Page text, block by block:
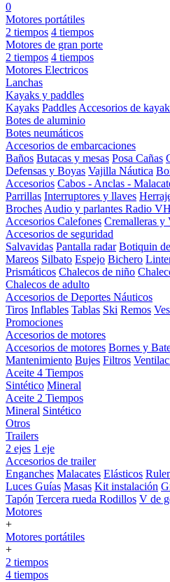
0
Motores portátiles
2 tiempos 4 tiempos
Motores de gran porte
2 tiempos 4 tiempos
Motores Electricos
Lanchas
Kayaks y paddles
Kayaks Paddles Accesorios de kayak
Botes de aluminio
Botes neumáticos
Accesorios de embarcaciones
Baños Butacas y mesas Posa Cañas
Defensas y Boyas Vajilla Náutica
Accesorios Cabos - Anclas -
Parrillas Interruptores y llaves
Broches Audio y parlantes Radio
Accesorios Calefones Cremalleras y
Accesorios de seguridad
Salvavidas Pantalla radar Botiquin
Mareos Silbato Espejo Bichero
Prismáticos Chalecos de niño
Chalecos de adulto
Accesorios de Deportes Náuticos
Tiros Inflables Tablas Ski Remos
Promociones
Accesorios de motores
Accesorios de motores Bornes y
Mantenimiento Bujes Filtros
Aceite 4 Tiempos
Sintético Mineral
Aceite 2 Tiempos
Mineral Sintético
Otros
Trailers
2 ejes 1 eje
Accesorios de trailer
Enganches Malacates Elásticos
Luces Guías Masas Kit instalación
Tapón Tercera rueda Rodillos V de
Motores
+
Motores portátiles
+
2 tiempos
4 tiempos